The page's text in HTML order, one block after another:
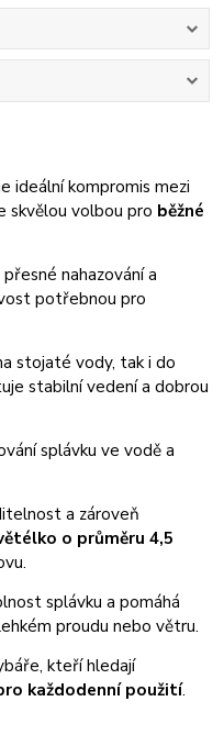
ideální kompromis mezi
skvělou volbou pro běžné
nahazování a
potřebnou pro
stojaté vody, tak i do
stabilní vedení a dobrou
splávku ve vodě a
a zároveň
o průměru 4,5
splávku a pomáhá
proudu nebo větru.
kteří hledají
každodenní použití.